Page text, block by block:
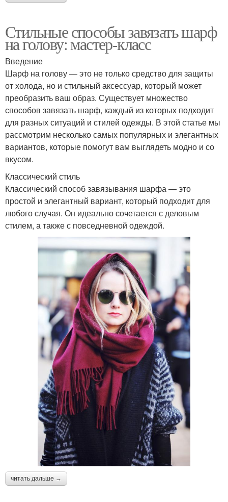
Стильные способы завязать шарф
на голову: мастер-класс
Введение
Шарф на голову — это не только средство для защиты
от холода, но и стильный аксессуар, который может
преобразить ваш образ. Существует множество
способов завязать шарф, каждый из которых подходит
для разных ситуаций и стилей одежды. В этой статье мы
рассмотрим несколько самых популярных и элегантных
вариантов, которые помогут вам выглядеть модно и со
вкусом.
Классический стиль
Классический способ завязывания шарфа — это
простой и элегантный вариант, который подходит для
любого случая. Он идеально сочетается с деловым
стилем, а также с повседневной одеждой.
читать дальше →